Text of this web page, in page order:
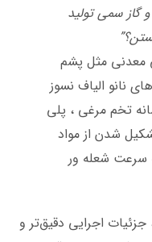
گاز سمی تولید
معدنی مثل پشم
نانو الیاف نسوز
تخم مرغی ، پلی
شدن از مواد
سرعت شعله ور
جزئیات اجرایی دقیق‌تر و